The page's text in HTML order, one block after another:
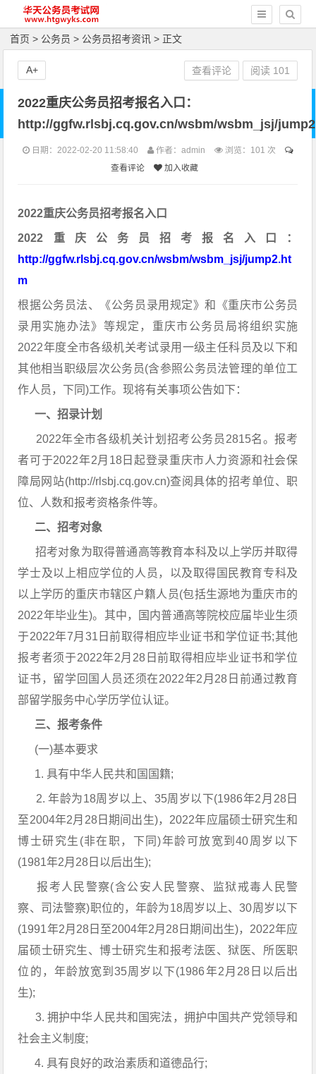
首页 > 公务员 > 公务员招考资讯 > 正文
2022重庆公务员招考报名入口：
http://ggfw.rlsbj.cq.gov.cn/wsbm/wsbm_jsj/
日期：2022-02-20 11:58:40 作者：admin 浏览： 101 次
查看评论
加入收藏
2022重庆公务员招考报名入口
2022重庆公务员招考报名入口：
http://ggfw.rlsbj.cq.gov.cn/wsbm/wsbm_jsj/jump2.ht
m
根据公务员法、《公务员录用规定》和《重庆市公务员
录用实施办法》等规定，重庆市公务员局将组织实施
2022年度全市各级机关考试录用一级主任科员及以下和
其他相当职级层次公务员(含参照公务员法管理的单位工
作人员，下同)工作。现将有关事项公告如下：
一、招录计划
2022年全市各级机关计划招考公务员2815名。报考
者可于2022年2月18日起登录重庆市人力资源和社会保
障局网站(http://rlsbj.cq.gov.cn)查阅具体的招考单位、职
位、人数和报考资格条件等。
二、招考对象
招考对象为取得普通高等教育本科及以上学历并取得
学士及以上相应学位的人员，以及取得国民教育专科及
以上学历的重庆市辖区户籍人员(包括生源地为重庆市的
2022年毕业生)。其中，国内普通高等院校应届毕业生须
于2022年7月31日前取得相应毕业证书和学位证书;其他
报考者须于2022年2月28日前取得相应毕业证书和学位
证书，留学回国人员还须在2022年2月28日前通过教育
部留学服务中心学历学位认证。
三、报考条件
(一)基本要求
1. 具有中华人民共和国国籍;
2. 年龄为18周岁以上、35周岁以下(1986年2月28日
至2004年2月28日期间出生)，2022年应届硕士研究生和
博士研究生(非在职，下同)年龄可放宽到40周岁以下
(1981年2月28日以后出生);
报考人民警察(含公安人民警察、监狱戒毒人民警
察、司法警察)职位的，年龄为18周岁以上、30周岁以下
(1991年2月28日至2004年2月28日期间出生)，2022年应
届硕士研究生、博士研究生和报考法医、狱医、所医职
位的，年龄放宽到35周岁以下(1986年2月28日以后出
生);
3. 拥护中华人民共和国宪法，拥护中国共产党领导和
社会主义制度;
4. 具有良好的政治素质和道德品行;
查看评论 阅读 101
A+